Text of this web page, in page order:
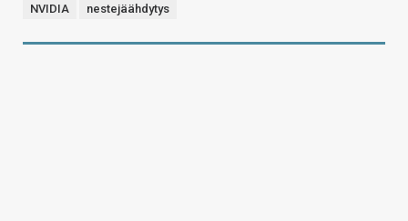
NVIDIA
nestejäähdytys